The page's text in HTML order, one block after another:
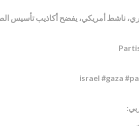
ناشط أمريكي، يفضح أكاذيب تأسيس